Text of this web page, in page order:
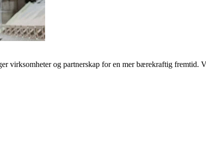
virksomheter og partnerskap for en mer bærekraftig fremtid.